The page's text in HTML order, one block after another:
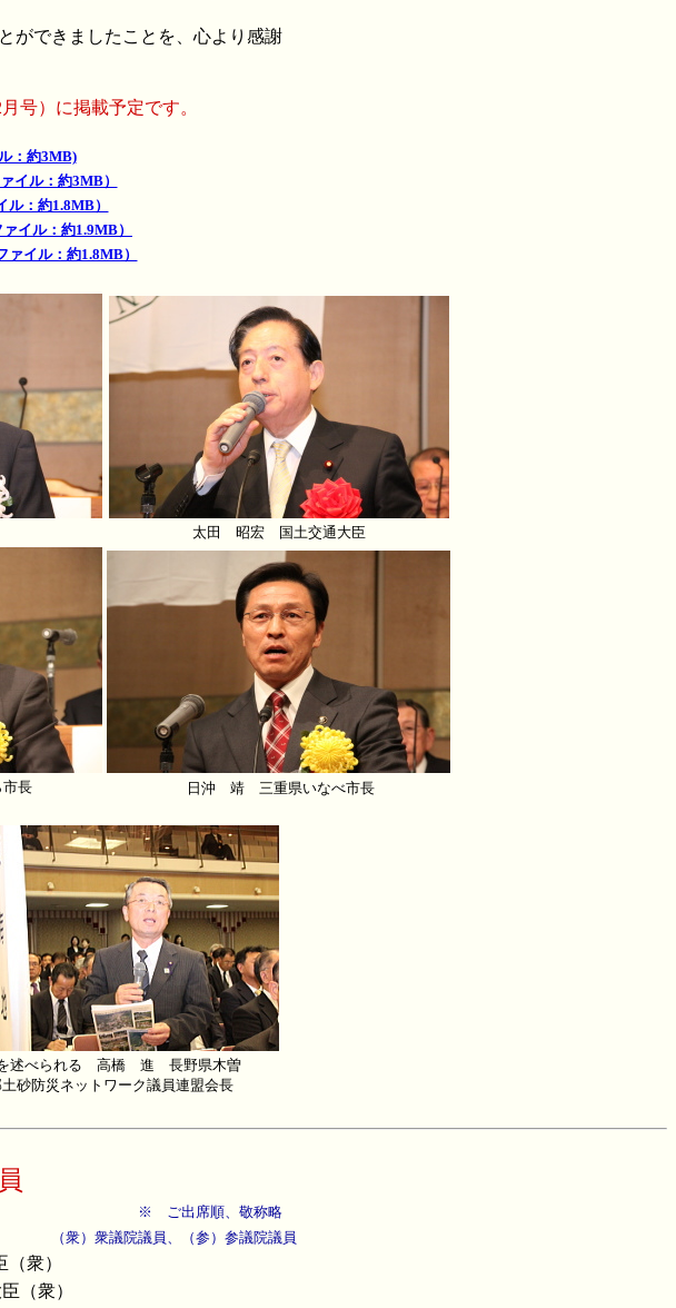
ができましたことを、心より感謝
号）に掲載予定です。
約3MB)
ル：約3MB）
：約1.8MB）
イル：約1.9MB）
イル：約1.8MB）
太田 昭宏 国土交通大臣
長 日沖 靖 三重県いなべ市長
述べられる 高橋 進 長野県木曽
砂防災ネットワーク議員連盟会長
※ ご出席順、敬称略
（衆）衆議院議員、（参）参議院議員
衆）
衆）